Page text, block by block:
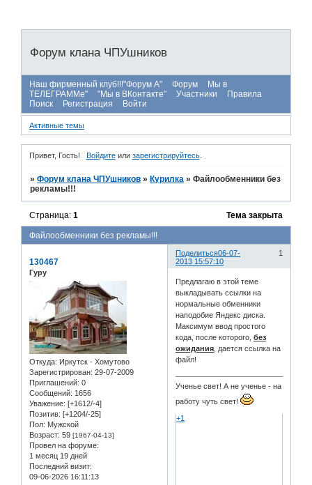
Форум клана ЧПУшников
Наш фирменный клуб!!!"Форум А" Форум
Мы в
ТЕЛЕГРАММе"
"Мы в ВКонтакте" Участники
Правила
Поиск
Регистрация Войти
Активные темы
Привет, Гость! Войдитеили зарегистрируйтесь.
»Форум клана ЧПУшников » Курилка »Файлообменники без
рекламы!!!
Файлообменники без рекламы!!!
Страница:1 Тема закрыта
Поделиться 1
06-07-
2013 15:57:10
130467
Гуру
Откуда: Иркутск - Хомутово
Зарегистрирован: 29-07-2009
Приглашений: 0
Сообщений: 1656
Уважение: [+1612/-4]
Позитив: [+1204/-25]
Пол: Мужской
Возраст: 59 [1967-04-13]
Провел на форуме:
1 месяц 19 дней
Последний визит:
09-06-2026 16:11:13
Предлагаю в этой теме
выкладывать ссылки на
нормальные обменники
наподобие Яндекс диска.
Максимум ввод простого
кода, после которого,без
ожидания , дается ссылка на
файл!
Ученье свет! А не ученье - на
работу чуть свет!
+1